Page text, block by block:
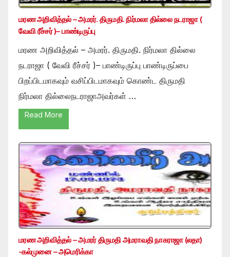
மரண அறிவித்தல் – அமரர். திருமதி. நிர்மலா தில்லை நடராஜா (
வேவி ரீச்சர் )– பாண்டிருப்பு
மரண அறிவித்தல் – அமரர். திருமதி. நிர்மலா தில்லை
நடராஜா ( வேவி ரீச்சர் )– பாண்டிருப்பு பாண்டிருப்பை
பிறப்பிடமாகவும் வசிப்பிடமாகவும் கொண்ட திருமதி
நிர்மலா தில்லைநடராஜாஅவர்கள் …
Read More
மரண அறிவித்தல் – அமரர் திருமதி அமராவதி நாகராஜா (லதா)
-கல்முனை – அமெரிக்கா